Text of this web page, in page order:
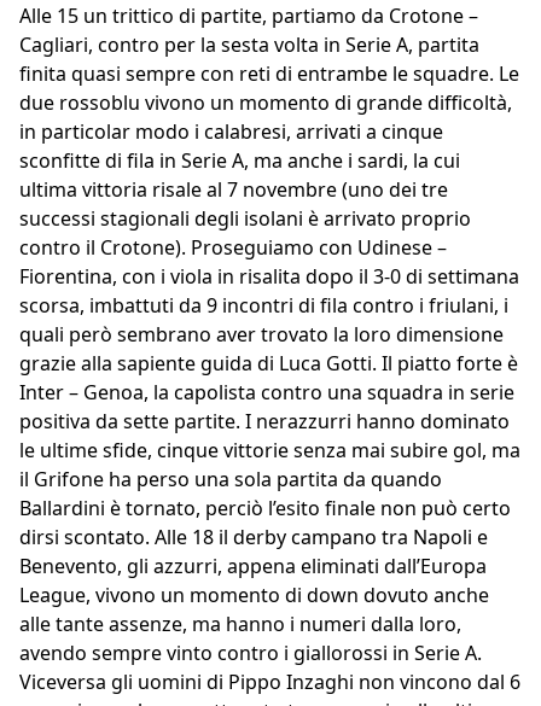
Alle 15 un trittico di partite, partiamo da Crotone –
Cagliari, contro per la sesta volta in Serie A, partita
finita quasi sempre con reti di entrambe le squadre. Le
due rossoblu vivono un momento di grande difficoltà,
in particolar modo i calabresi, arrivati a cinque
sconfitte di fila in Serie A, ma anche i sardi, la cui
ultima vittoria risale al 7 novembre (uno dei tre
successi stagionali degli isolani è arrivato proprio
contro il Crotone). Proseguiamo con Udinese –
Fiorentina, con i viola in risalita dopo il 3-0 di settimana
scorsa, imbattuti da 9 incontri di fila contro i friulani, i
quali però sembrano aver trovato la loro dimensione
grazie alla sapiente guida di Luca Gotti. Il piatto forte è
Inter – Genoa, la capolista contro una squadra in serie
positiva da sette partite. I nerazzurri hanno dominato
le ultime sfide, cinque vittorie senza mai subire gol, ma
il Grifone ha perso una sola partita da quando
Ballardini è tornato, perciò l’esito finale non può certo
dirsi scontato. Alle 18 il derby campano tra Napoli e
Benevento, gli azzurri, appena eliminati dall’Europa
League, vivono un momento di down dovuto anche
alle tante assenze, ma hanno i numeri dalla loro,
avendo sempre vinto contro i giallorossi in Serie A.
Viceversa gli uomini di Pippo Inzaghi non vincono dal 6